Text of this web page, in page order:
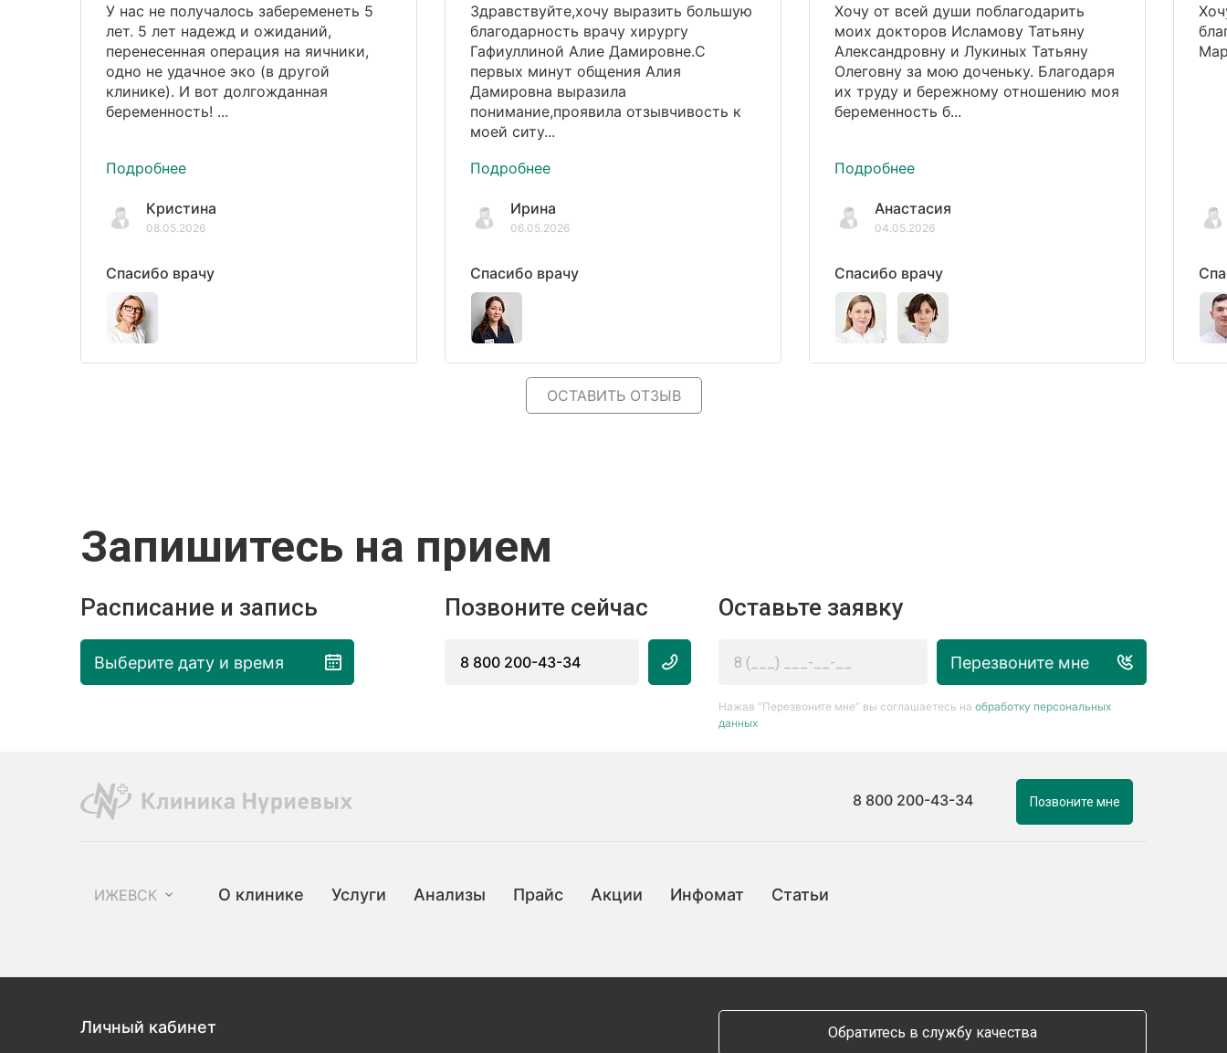
У нас не получалось забеременеть 5
лет. 5 лет надежд и ожиданий,
перенесенная операция на яичники,
одно не удачное эко (в другой
клинике). И вот долгожданная
беременность! ...
Подробнее
Кристина
08.05.2026
Спасибо врачу
Здравствуйте,хочу выразить большую
благодарность врачу хирургу
Гафиуллиной Алие Дамировне.С
первых минут общения Алия
Дамировна выразила
понимание,проявила отзывчивость к
моей ситу...
Подробнее
Ирина
06.05.2026
Спасибо врачу
Хочу от всей души поблагодарить
моих докторов Исламову Татьяну
Александровну и Лукиных Татьяну
Олеговну за мою доченьку. Благодаря
их труду и бережному отношению моя
беременность б...
Подробнее
Анастасия
04.05.2026
Спасибо врачу
ОСТАВИТЬ ОТЗЫВ
Запишитесь на прием
Расписание и запись
Выберите дату и время
Позвоните сейчас
8 800 200-43-34
Оставьте заявку
Перезвоните мне
Нажав “Перезвоните мне” вы соглашаетесь на обработку персональных
данных
8 800 200-43-34 Позвоните мне
ИЖЕВСК О клинике Услуги Анализы Прайс Акции Инфомат Статьи
Личный кабинет Обратитесь в службу качества